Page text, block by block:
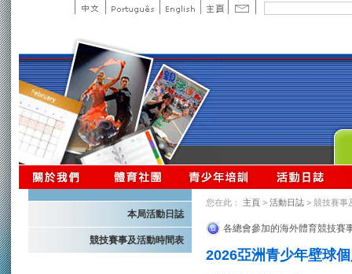
本局活動日誌
競技賽事及活動時間表
您在此： 主頁 > 活動日誌 > 競技賽事
各總會參加的海外體育競技賽
2026亞洲青少年壁球